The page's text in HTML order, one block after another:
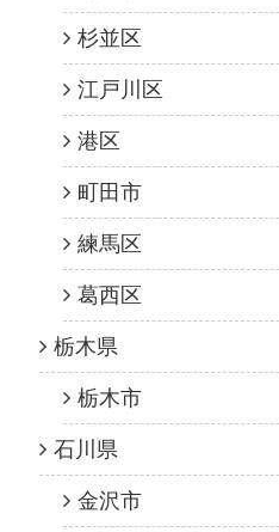
杉並区
江戸川区
港区
町田市
練馬区
葛西区
栃木県
栃木市
石川県
金沢市